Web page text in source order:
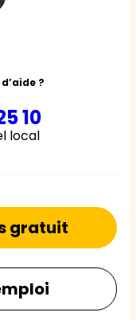
?
10
local
gratuit